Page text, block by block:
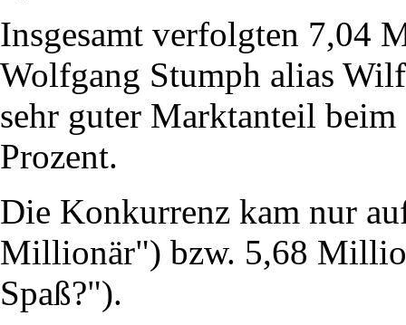
Insgesamt verfolgten 7,04
Wolfgang Stumph alias
sehr guter Marktanteil
Prozent.
Die Konkurrenz kam nur
Millionär") bzw. 5,68
Spaß?").